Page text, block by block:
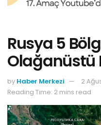
Rusya 5
Olağanüstü
by Haber Merkezi
2
Reading Time: 2 mins read